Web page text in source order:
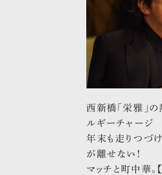
西新橋「栄雅」
ルギーチャージ
年末も走りつづ
が離せない！
マッチと町中華。